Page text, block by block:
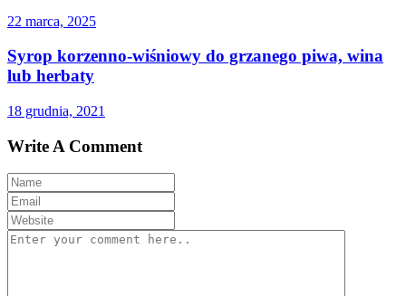
22 marca, 2025
Syrop korzenno-wiśniowy do grzanego piwa, wina
lub herbaty
18 grudnia, 2021
Write A Comment